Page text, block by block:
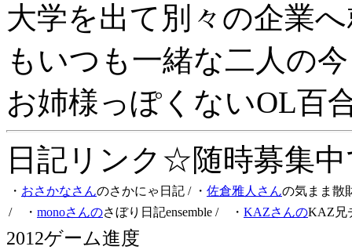
大学を出て別々の企業
もいつも一緒な二人の
お姉様っぽくないOL百
日記リンク☆随時募集
・ おさかなさんのさかにゃ日記 / ・ 佐倉雅人さんの気まま散
/ ・ monoさんのさぼり日記ensemble / ・ KAZさんのKAZ兄
2012ゲーム進度